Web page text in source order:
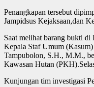
Penangkapan tersebut
Jampidsus Kejaksaan,dan
Saat melihat barang bukti
Kepala Staf Umum
Tampubolon, S.H., M.M.,
Kawasan Hutan
Kunjungan tim investigasi